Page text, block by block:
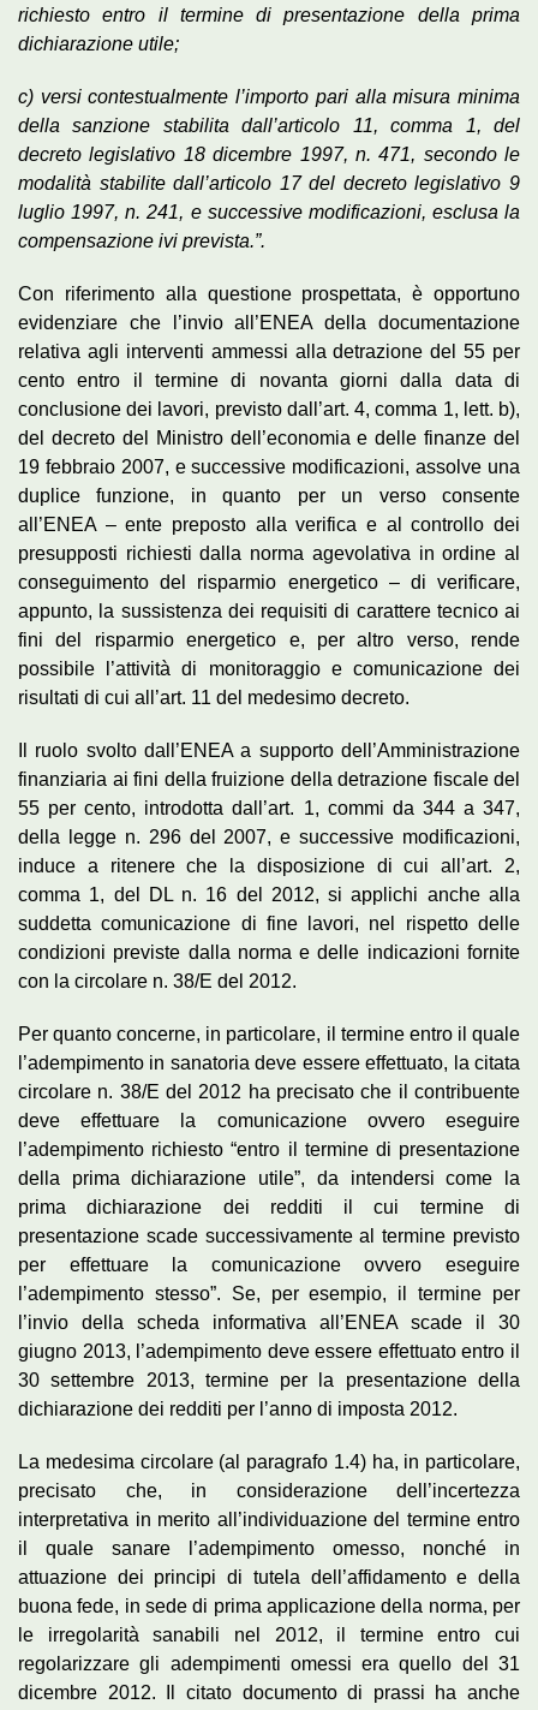
richiesto entro il termine di presentazione della prima
dichiarazione utile;
c) versi contestualmente l’importo pari alla misura minima
della sanzione stabilita dall’articolo 11, comma 1, del
decreto legislativo 18 dicembre 1997, n. 471, secondo le
modalità stabilite dall’articolo 17 del decreto legislativo 9
luglio 1997, n. 241, e successive modificazioni, esclusa la
compensazione ivi prevista.”.
Con riferimento alla questione prospettata, è opportuno
evidenziare che l’invio all’ENEA della documentazione
relativa agli interventi ammessi alla detrazione del 55 per
cento entro il termine di novanta giorni dalla data di
conclusione dei lavori, previsto dall’art. 4, comma 1, lett. b),
del decreto del Ministro dell’economia e delle finanze del
19 febbraio 2007, e successive modificazioni, assolve una
duplice funzione, in quanto per un verso consente
all’ENEA – ente preposto alla verifica e al controllo dei
presupposti richiesti dalla norma agevolativa in ordine al
conseguimento del risparmio energetico – di verificare,
appunto, la sussistenza dei requisiti di carattere tecnico ai
fini del risparmio energetico e, per altro verso, rende
possibile l’attività di monitoraggio e comunicazione dei
risultati di cui all’art. 11 del medesimo decreto.
Il ruolo svolto dall’ENEA a supporto dell’Amministrazione
finanziaria ai fini della fruizione della detrazione fiscale del
55 per cento, introdotta dall’art. 1, commi da 344 a 347,
della legge n. 296 del 2007, e successive modificazioni,
induce a ritenere che la disposizione di cui all’art. 2,
comma 1, del DL n. 16 del 2012, si applichi anche alla
suddetta comunicazione di fine lavori, nel rispetto delle
condizioni previste dalla norma e delle indicazioni fornite
con la circolare n. 38/E del 2012.
Per quanto concerne, in particolare, il termine entro il quale
l’adempimento in sanatoria deve essere effettuato, la citata
circolare n. 38/E del 2012 ha precisato che il contribuente
deve effettuare la comunicazione ovvero eseguire
l’adempimento richiesto “entro il termine di presentazione
della prima dichiarazione utile”, da intendersi come la
prima dichiarazione dei redditi il cui termine di
presentazione scade successivamente al termine previsto
per effettuare la comunicazione ovvero eseguire
l’adempimento stesso”. Se, per esempio, il termine per
l’invio della scheda informativa all’ENEA scade il 30
giugno 2013, l’adempimento deve essere effettuato entro il
30 settembre 2013, termine per la presentazione della
dichiarazione dei redditi per l’anno di imposta 2012.
La medesima circolare (al paragrafo 1.4) ha, in particolare,
precisato che, in considerazione dell’incertezza
interpretativa in merito all’individuazione del termine entro
il quale sanare l’adempimento omesso, nonché in
attuazione dei principi di tutela dell’affidamento e della
buona fede, in sede di prima applicazione della norma, per
le irregolarità sanabili nel 2012, il termine entro cui
regolarizzare gli adempimenti omessi era quello del 31
dicembre 2012. Il citato documento di prassi ha anche